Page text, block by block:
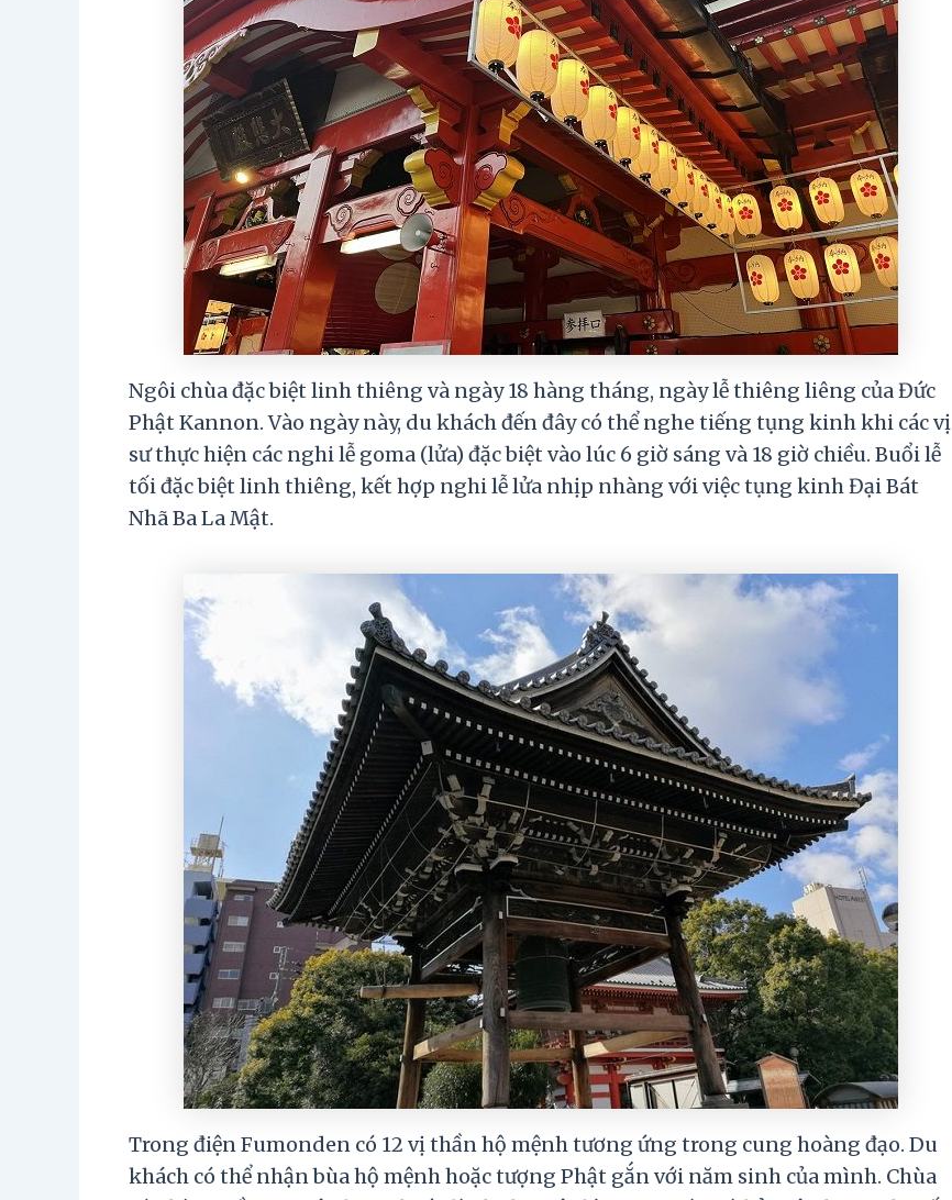
Ngôi chùa đặc biệt linh thiêng và ngày 18 hàng tháng, ngày lễ thiêng liêng của Đức
Phật Kannon. Vào ngày này, du khách đến đây có thể nghe tiếng tụng kinh khi các vị
sư thực hiện các nghi lễ goma (lửa) đặc biệt vào lúc 6 giờ sáng và 18 giờ chiều. Buổi lễ
tối đặc biệt linh thiêng, kết hợp nghi lễ lửa nhịp nhàng với việc tụng kinh Đại Bát
Nhã Ba La Mật.
Trong điện Fumonden có 12 vị thần hộ mệnh tương ứng trong cung hoàng đạo. Du
khách có thể nhận bùa hộ mệnh hoặc tượng Phật gắn với năm sinh của mình. Chùa